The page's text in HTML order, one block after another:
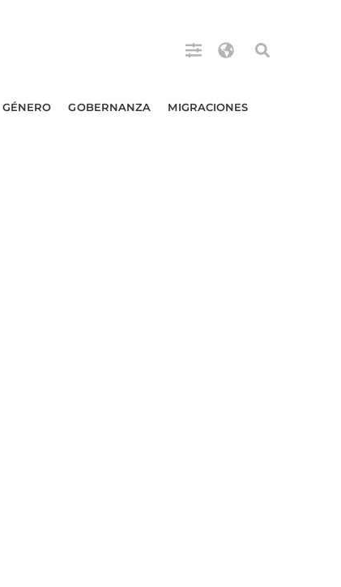
GÉNERO GOBERNANZA MIGRACIONES